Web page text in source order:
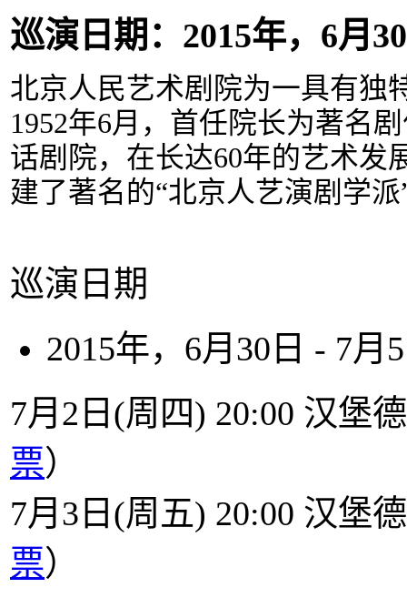
巡演日期：2015年，6月
北京人民艺术剧院为一具有独
1952年6月，首任院长为著名
话剧院，在长达60年的艺术发
建了著名的“北京人艺演剧学
巡演日期
2015年，6月30日 - 7月
7月2日(周四) 20:00 汉堡
票）
7月3日(周五) 20:00 汉堡
票）